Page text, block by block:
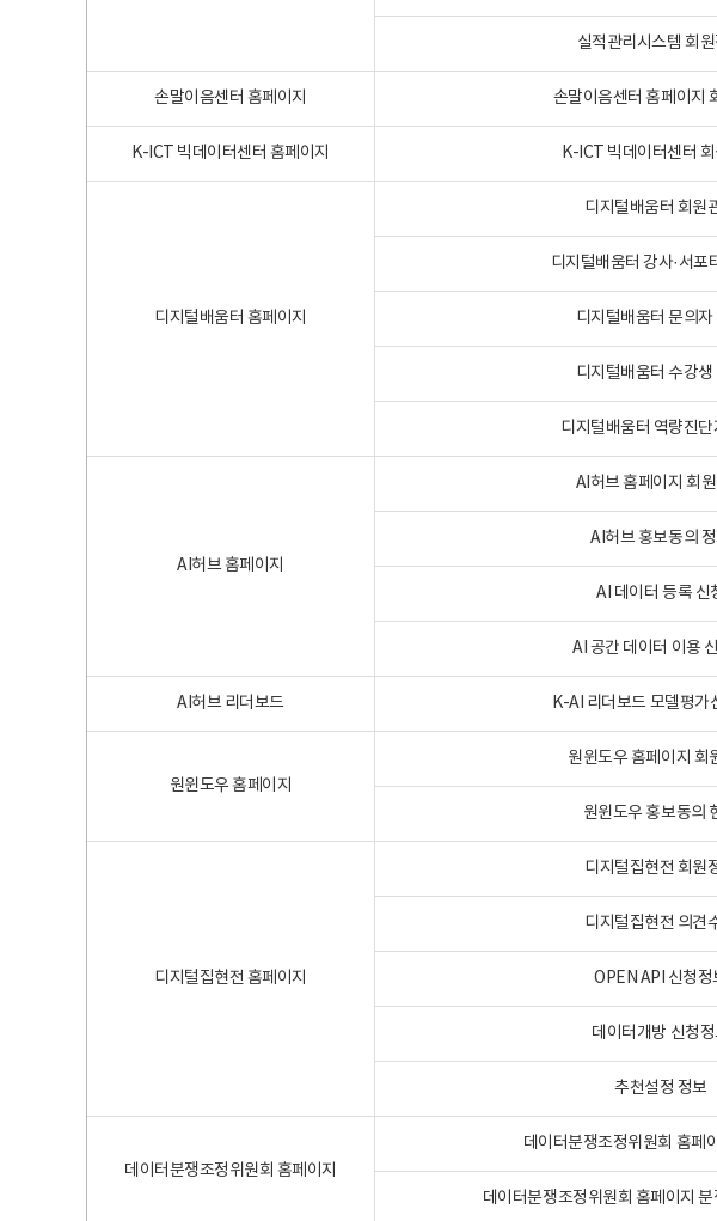
실적관리시스템 회
손말이음센터 홈페이지 손말이음센터 홈페이지
K-ICT 빅데이터센터 홈페이지 K-ICT 빅데이터센터
디지털배움터 홈페이지
디지털배움터 회원
디지털배움터 강사·서포
디지털배움터 문의자
디지털배움터 수강생
디지털배움터 역량진단
AI허브 홈페이지
AI허브 홈페이지 회
AI허브 홍보동의
AI 데이터 등록 신
AI 공간 데이터 이용
AI허브 리더보드 K-AI 리더보드 모델평가
원윈도우 홈페이지
원윈도우 홈페이지 회
원윈도우 홍보동의
디지털집현전 홈페이지
디지털집현전 회원
디지털집현전 의견
OPEN API 신청정
데이터개방 신청
추천설정 정보
데이터분쟁조정위원회 홈페이지
데이터분쟁조정위원회 홈페
데이터분쟁조정위원회 홈페이지